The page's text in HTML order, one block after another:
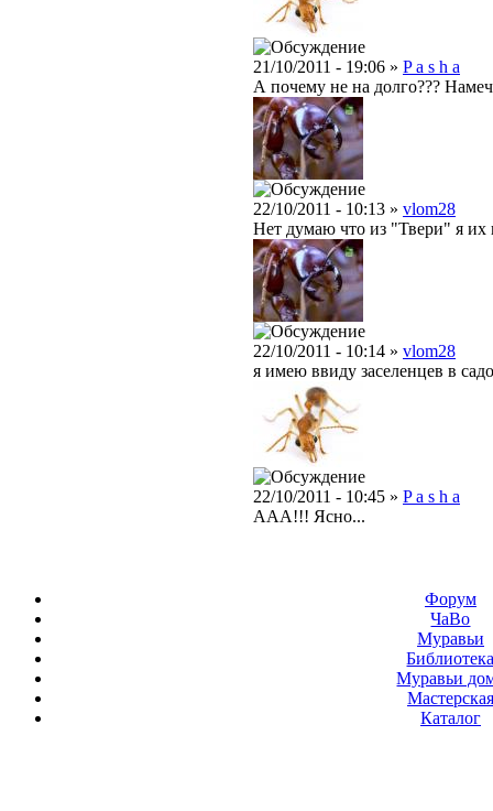
21/10/2011 - 19:06 » P a s h a
А почему не на долго???
22/10/2011 - 10:13 » vlom28
Нет думаю что из "Твери" я их
22/10/2011 - 10:14 » vlom28
я имею ввиду заселенцев в
22/10/2011 - 10:45 » P a s h a
ААА!!! Ясно...
Форум
ЧаВо
Муравьи
Муравьи
Мастерская
Каталог